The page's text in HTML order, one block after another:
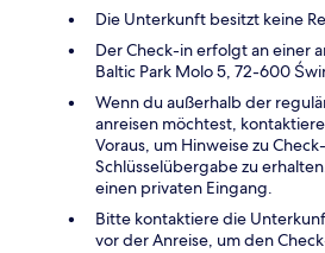
Die Unterkunft besitzt keine
Der Check-in erfolgt an einer
Baltic Park Molo 5, 72-600
Wenn du außerhalb der
anreisen möchtest,
Voraus, um Hinweise zu
Schlüsselübergabe zu
einen privaten Eingang.
Bitte kontaktiere die
vor der Anreise, um den